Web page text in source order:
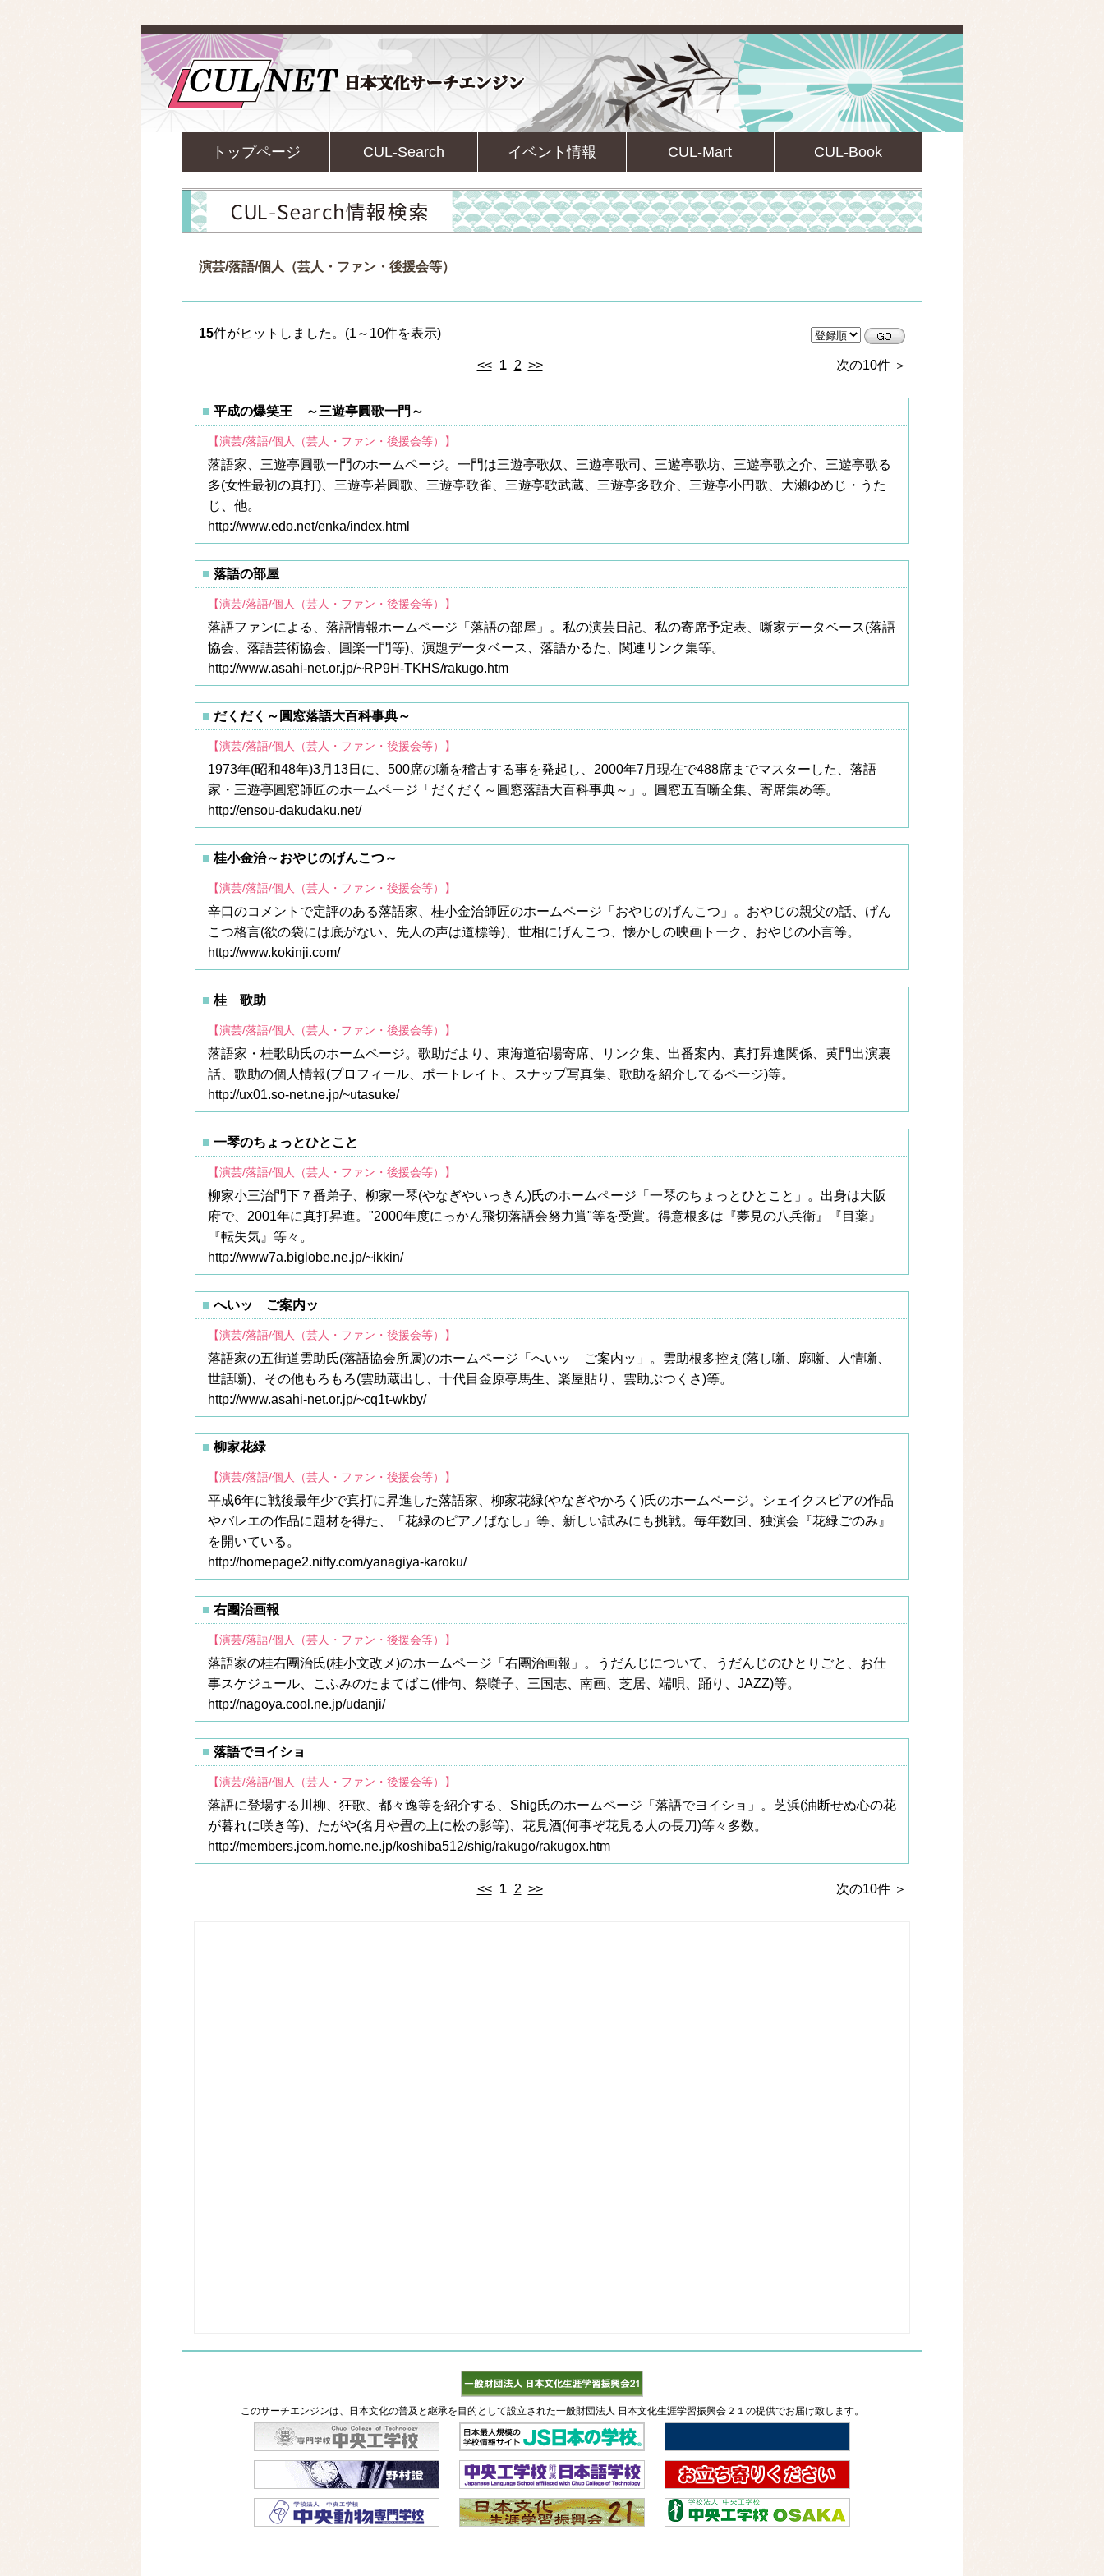
トップページ CUL-Search イベント情報 CUL-Mart CUL-Book
演芸/落語/個人（芸人・ファン・後援会等）
15件がヒットしました。(1～10件を表示)
次の10件 ＞
<< 1 2 >>
平成の爆笑王 ～三遊亭圓歌一門～
【演芸/落語/個人（芸人・ファン・後援会等）】
落語家、三遊亭圓歌一門のホームページ。一門は三遊亭歌奴、三遊亭歌司、三遊亭歌坊、三遊亭歌之介、三遊亭歌る
多(女性最初の真打)、三遊亭若圓歌、三遊亭歌雀、三遊亭歌武蔵、三遊亭多歌介、三遊亭小円歌、大瀬ゆめじ・うた
じ、他。
http://www.edo.net/enka/index.html
落語の部屋
【演芸/落語/個人（芸人・ファン・後援会等）】
落語ファンによる、落語情報ホームページ「落語の部屋」。私の演芸日記、私の寄席予定表、噺家データベース(落語
協会、落語芸術協会、圓楽一門等)、演題データベース、落語かるた、関連リンク集等。
http://www.asahi-net.or.jp/~RP9H-TKHS/rakugo.htm
だくだく～圓窓落語大百科事典～
【演芸/落語/個人（芸人・ファン・後援会等）】
1973年(昭和48年)3月13日に、500席の噺を稽古する事を発起し、2000年7月現在で488席までマスターした、落語
家・三遊亭圓窓師匠のホームページ「だくだく～圓窓落語大百科事典～」。圓窓五百噺全集、寄席集め等。
http://ensou-dakudaku.net/
桂小金治～おやじのげんこつ～
【演芸/落語/個人（芸人・ファン・後援会等）】
辛口のコメントで定評のある落語家、桂小金治師匠のホームページ「おやじのげんこつ」。おやじの親父の話、げん
こつ格言(欲の袋には底がない、先人の声は道標等)、世相にげんこつ、懐かしの映画トーク、おやじの小言等。
http://www.kokinji.com/
桂 歌助
【演芸/落語/個人（芸人・ファン・後援会等）】
落語家・桂歌助氏のホームページ。歌助だより、東海道宿場寄席、リンク集、出番案内、真打昇進関係、黄門出演裏
話、歌助の個人情報(プロフィール、ポートレイト、スナップ写真集、歌助を紹介してるページ)等。
http://ux01.so-net.ne.jp/~utasuke/
一琴のちょっとひとこと
【演芸/落語/個人（芸人・ファン・後援会等）】
柳家小三治門下７番弟子、柳家一琴(やなぎやいっきん)氏のホームページ「一琴のちょっとひとこと」。出身は大阪
府で、2001年に真打昇進。"2000年度にっかん飛切落語会努力賞"等を受賞。得意根多は『夢見の八兵衛』『目薬』
『転失気』等々。
http://www7a.biglobe.ne.jp/~ikkin/
へいッ ご案内ッ
【演芸/落語/個人（芸人・ファン・後援会等）】
落語家の五街道雲助氏(落語協会所属)のホームページ「へいッ ご案内ッ」。雲助根多控え(落し噺、廓噺、人情噺、
世話噺)、その他もろもろ(雲助蔵出し、十代目金原亭馬生、楽屋貼り、雲助ぶつくさ)等。
http://www.asahi-net.or.jp/~cq1t-wkby/
柳家花緑
【演芸/落語/個人（芸人・ファン・後援会等）】
平成6年に戦後最年少で真打に昇進した落語家、柳家花緑(やなぎやかろく)氏のホームページ。シェイクスピアの作品
やバレエの作品に題材を得た、「花緑のピアノばなし」等、新しい試みにも挑戦。毎年数回、独演会『花緑ごのみ』
を開いている。
http://homepage2.nifty.com/yanagiya-karoku/
右團治画報
【演芸/落語/個人（芸人・ファン・後援会等）】
落語家の桂右團治氏(桂小文改メ)のホームページ「右團治画報」。うだんじについて、うだんじのひとりごと、お仕
事スケジュール、こふみのたまてばこ(俳句、祭囃子、三国志、南画、芝居、端唄、踊り、JAZZ)等。
http://nagoya.cool.ne.jp/udanji/
落語でヨイショ
【演芸/落語/個人（芸人・ファン・後援会等）】
落語に登場する川柳、狂歌、都々逸等を紹介する、Shig氏のホームページ「落語でヨイショ」。芝浜(油断せぬ心の花
が暮れに咲き等)、たがや(名月や畳の上に松の影等)、花見酒(何事ぞ花見る人の長刀)等々多数。
http://members.jcom.home.ne.jp/koshiba512/shig/rakugo/rakugox.htm
次の10件 ＞
<< 1 2 >>
このサーチエンジンは、日本文化の普及と継承を目的として設立された一般財団法人 日本文化生涯学習振興会２１の提供でお届け致します。